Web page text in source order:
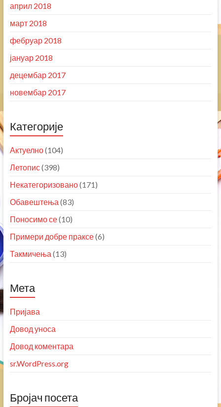
април 2018
март 2018
фебруар 2018
јануар 2018
децембар 2017
новембар 2017
Категорије
Актуелно(104)
Летопис(398)
Некатегоризовано(171)
Обавештења (83)
Поносимо се(10)
Примери добре праксе(6)
Такмичења (13)
Мета
Пријава
Довод уноса
Довод коментара
sr.WordPress.org
Бројач посета